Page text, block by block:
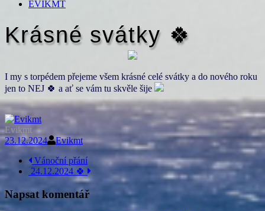
EVIKMT
Krásné svátky 🍀
I my s torpédem přejeme všem krásné celé svátky a do nového roku
jen to NEJ 🍀 a ať se vám tu skvěle šije
Evikmt
23.12.2024
Evikmt
Navigace
příspěvku
Vánoční přání
24.12.2024 🍀
Napsat komentář